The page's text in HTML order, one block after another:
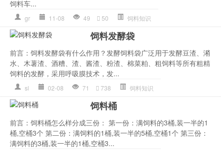
饲料车...
gr 11-08 49 50 饲料知识
饲料发酵袋
前言：饲料发酵袋有什么作用？发酵饲料袋广泛用于发酵豆渣、潲
水、木薯渣、酒糟、渣、酱渣、粉渣、棉菜粕、粗饲料等所有粗精
饲料的发酵，采用呼吸膜技术，发...
sl 02-08 71 738 饲料知识
饲料桶
前言：饲料桶怎么样分成三份： 第一份：满饲料的3桶,装一半的1
桶,空桶3个 第二份：满饲料的1桶,装一半的5桶,空桶1个 第三份：
满饲料的3桶,装一半的1桶,空桶3...